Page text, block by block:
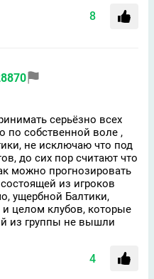
8
серьёзно всех
по собственной воле ,
не исключаю что под
до сих пор считают что
можно прогнозировать
из игроков
ущербной Балтики,
целом клубов, которые
из группы не вышли
4